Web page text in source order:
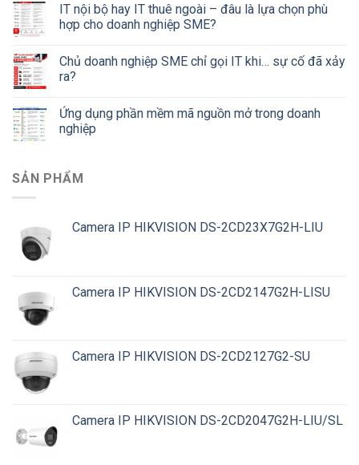
IT nội bộ hay IT thuê ngoài – đâu là lựa chọn phù
hợp cho doanh nghiệp SME?
Chủ doanh nghiệp SME chỉ gọi IT khi… sự cố đã xảy
ra?
Ứng dụng phần mềm mã nguồn mở trong doanh
nghiệp
SẢN PHẨM
Camera IP HIKVISION DS-2CD23X7G2H-LIU
Camera IP HIKVISION DS-2CD2147G2H-LISU
Camera IP HIKVISION DS-2CD2127G2-SU
Camera IP HIKVISION DS-2CD2047G2H-LIU/SL